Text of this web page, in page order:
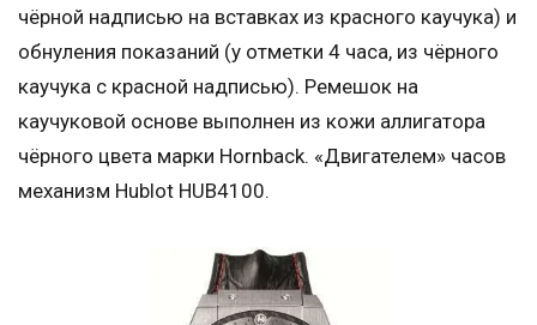
чёрной надписью на вставках из красного каучука) и
обнуления показаний (у отметки 4 часа, из чёрного
каучука с красной надписью). Ремешок на
каучуковой основе выполнен из кожи аллигатора
чёрного цвета марки Hornback. «Двигателем» часов
механизм Hublot HUB4100.